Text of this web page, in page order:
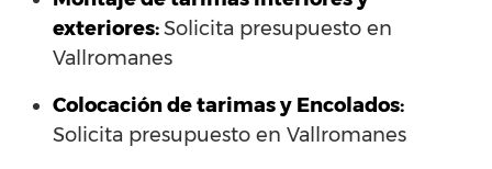
exteriores:Solicita presupuesto en
Vallromanes
Colocación de tarimas y Encolados:
Solicita presupuesto en Vallromanes